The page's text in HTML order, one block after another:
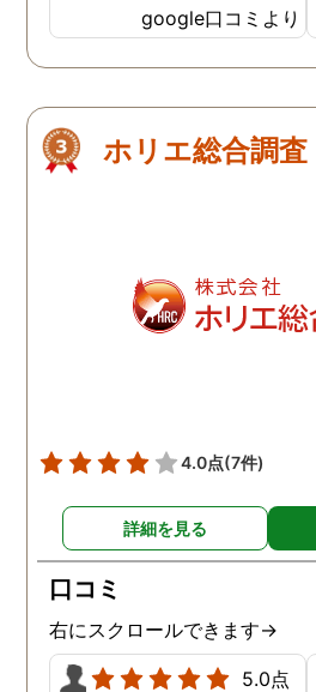
少し安心した気持ちになり
ました。 こちらにご依頼す
る前に、数社に問い合わせ
かりで具体的な料金など、
お電話では説明はなかった
明を受けましたが、説明通
り日数はかかりましたが、
具体的な不貞の証拠が取れ
す。 探偵社で悩まされてい
る方は、こちらをお勧めい
たします。
google口コミより
ホリエ総合調査
4.0点(7件)
詳細を見る
口コミ
右にスクロールできます→
5.0点